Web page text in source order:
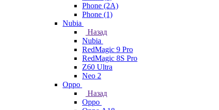
Phone (2A)
Phone (1)
Nubia
Назад
Nubia
RedMagic 9 Pro
RedMagic 8S Pro
Z60 Ultra
Neo 2
Oppo
Назад
Oppo